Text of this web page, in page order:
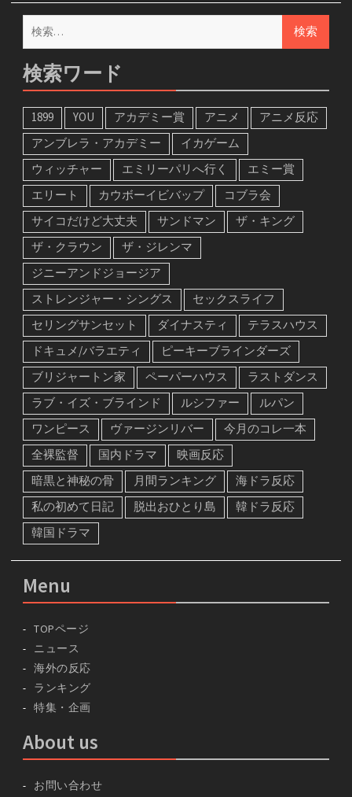
検
索:
検索ワード
1899 YOU アカデミー賞 アニメ
アニメ反応
アンブレラ・アカデミー
イカゲーム
ウィッチャー
エミリーパリへ行く
エミー賞
エリート
カウボーイビバップ
コブラ会
サイコだけど大丈夫
サンドマン
ザ・キング
ザ・クラウン
ザ・ジレンマ
ジニーアンドジョージア
ストレンジャー・シングス
セックスライフ
セリングサンセット
ダイナスティ
テラスハウス
ドキュメ/バラエティ
ピーキーブラインダーズ
ブリジャートン家
ペーパーハウス
ラストダンス
ラブ・イズ・ブラインド
ルシファー
ルパン
ワンピース
ヴァージンリバー
今月のコレ一本
全裸監督
国内ドラマ
映画反応
暗黒と神秘の骨
月間ランキング
海ドラ反応
私の初めて日記
脱出おひとり島
韓ドラ反応
韓国ドラマ
Menu
TOPページ
ニュース
海外の反応
ランキング
特集・企画
About us
お問い合わせ